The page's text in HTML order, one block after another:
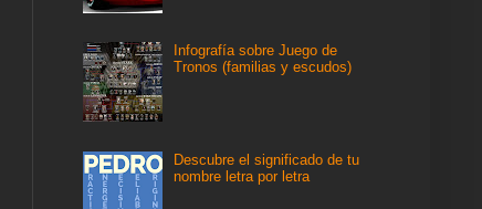
Infografía sobre Juego de
Tronos (familias y escudos)
Descubre el significado de tu
nombre letra por letra